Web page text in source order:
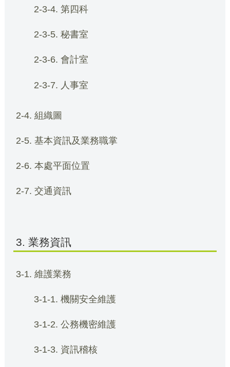
2-3-4. 第四科
2-3-5. 秘書室
2-3-6. 會計室
2-3-7. 人事室
2-4. 組織圖
2-5. 基本資訊及業務職掌
2-6. 本處平面位置
2-7. 交通資訊
3. 業務資訊
3-1. 維護業務
3-1-1. 機關安全維護
3-1-2. 公務機密維護
3-1-3. 資訊稽核